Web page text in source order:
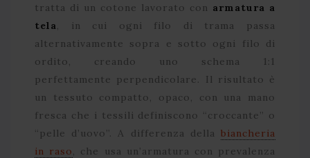
tratta di un cotone lavorato con armatura a
tela, in cui ogni filo di trama passa
alternativamente sopra e sotto ogni filo di
ordito, creando uno schema 1:1
perfettamente perpendicolare. Il risultato è
un tessuto compatto, opaco, con una mano
fresca che i tessili definiscono “croccante” o
“pelle d’uovo”. A differenza della biancheria
in raso, che usa un’armatura con prevalenza